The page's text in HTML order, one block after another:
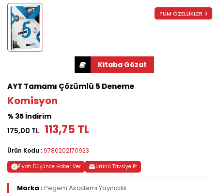
TÜM ÖZELLİKLER
AYT Tamamı Çözümlü 5 Deneme
Komisyon
% 35 İndirim
175,00 TL 113,75 TL
Ürün Kodu : 9780202170923
Fiyatı Düşünce Haber Ver Ürünü Tavsiye Et
Marka :Pegem Akademi Yayıncılık